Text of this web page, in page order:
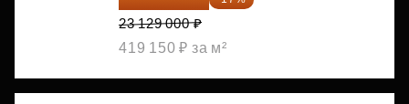
23 129 000 ₽
419 150 ₽ за м²